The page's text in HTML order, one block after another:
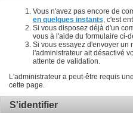
Vous n'avez pas encore de
en quelques instants , c'est
Si vous disposez déjà d'un
vous à l'aide du formulaire ci-
Si vous essayez d'envoyer un
l'administrateur ait désactivé
attente de validation.
L'administrateur a peut-être requis une
cette page.
S'identifier